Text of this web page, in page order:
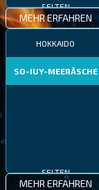
SELTEN
MEHR ERFAHREN
HOKKAIDO
SO-IUY-MEERÄSCHE
SELTEN
MEHR ERFAHREN